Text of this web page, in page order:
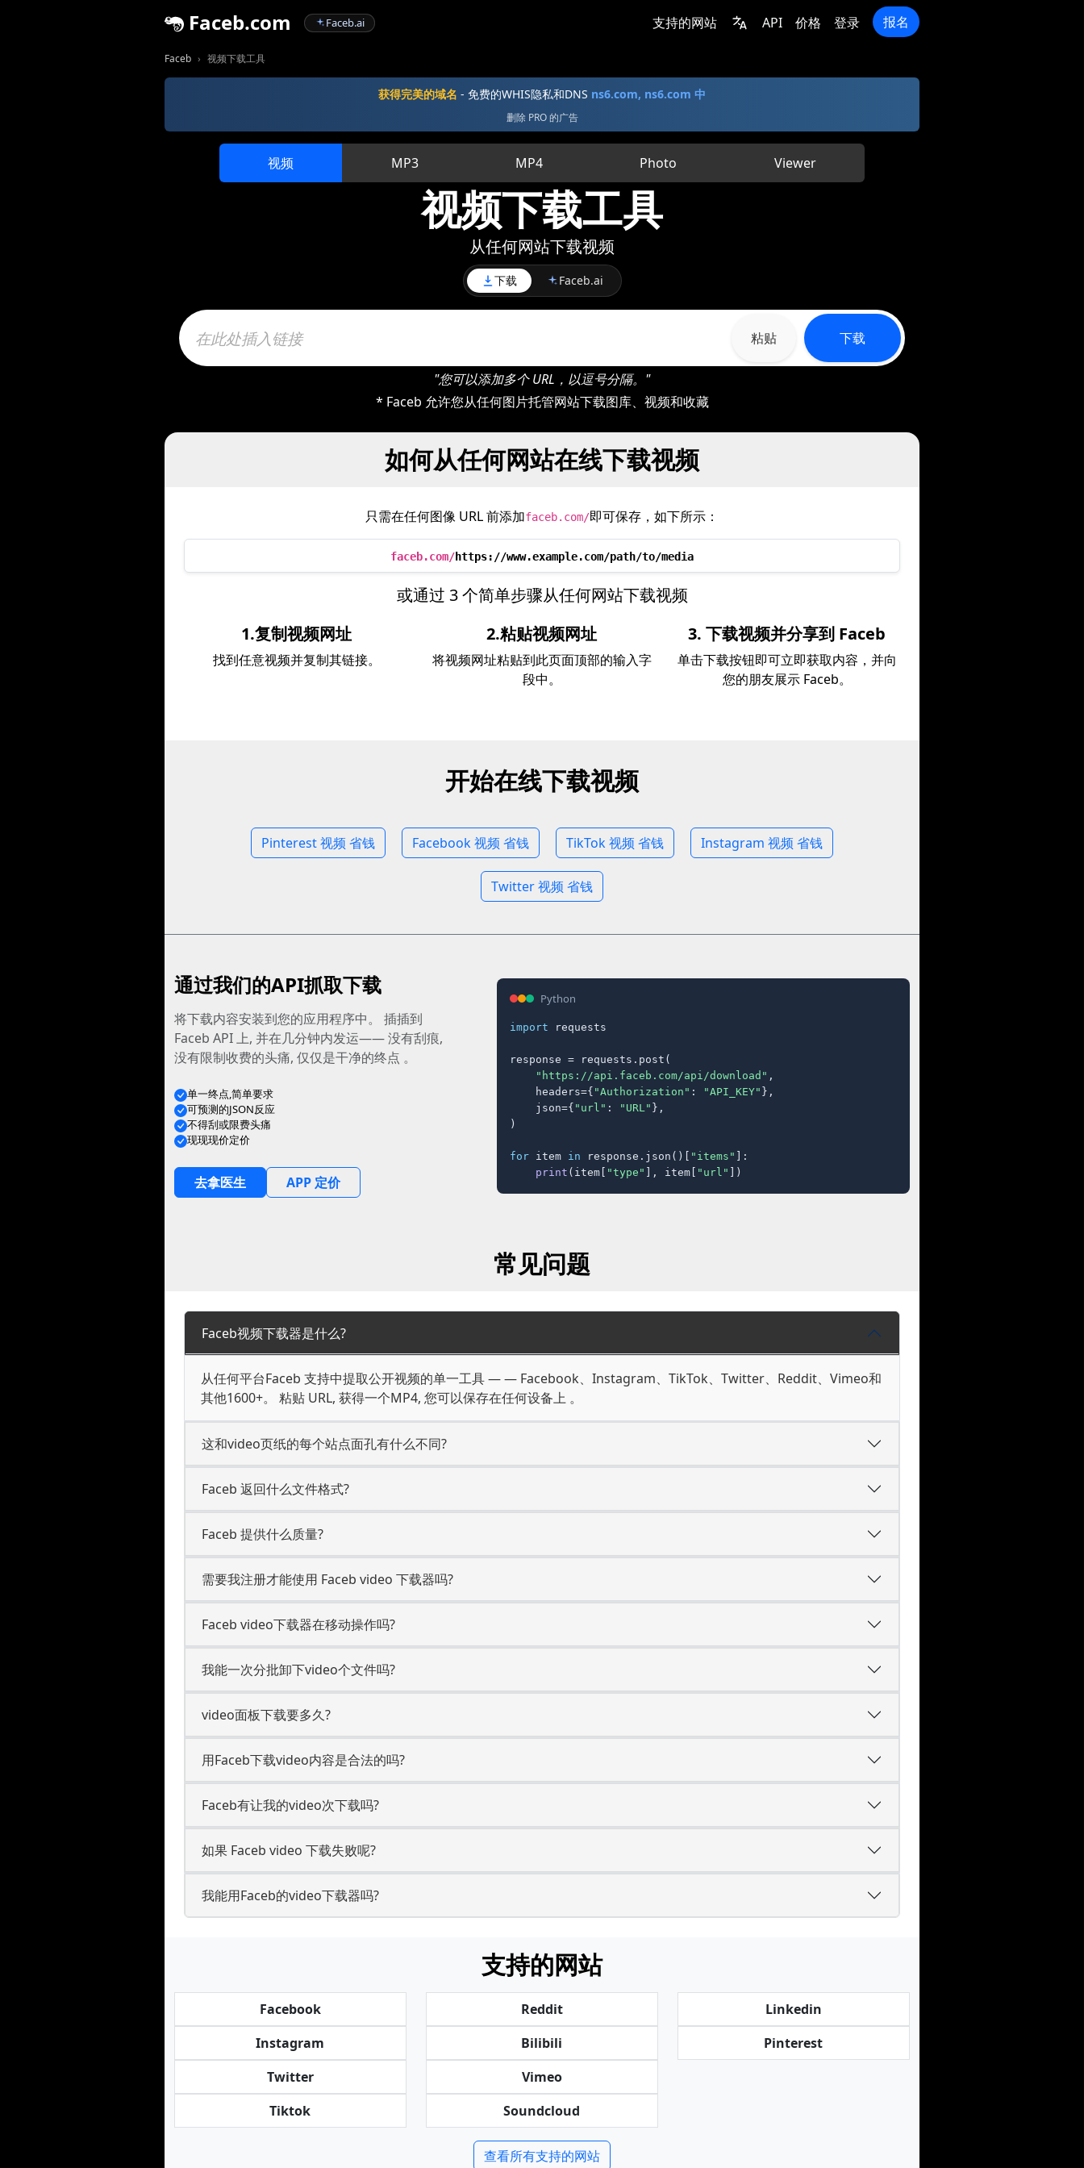
Faceb.com Faceb.ai 支持的网站 API 价格 登录 报名
Faceb 视频下载工具
获得完美的域名 - 免费的WHIS隐私和DNS ns6.com, ns6.com 中
删除 PRO 的广告
视频 MP3 MP4 Photo Viewer
视频下载工具
从任何网站下载视频
下载 Faceb.ai
粘贴 下载
"您可以添加多个 URL，以逗号分隔。"
* Faceb 允许您从任何图片托管网站下载图库、视频和收藏
如何从任何网站在线下载视频
只需在任何图像 URL 前添加faceb.com/即可保存，如下所示：
faceb.com/https://www.example.com/path/to/media
或通过 3 个简单步骤从任何网站下载视频
1.复制视频网址
找到任意视频并复制其链接。
2.粘贴视频网址
将视频网址粘贴到此页面顶部的输入字
段中。
3. 下载视频并分享到 Faceb
单击下载按钮即可立即获取内容，并向
您的朋友展示 Faceb。
开始在线下载视频
Pinterest 视频 省钱 Facebook 视频 省钱 TikTok 视频 省钱 Instagram 视频 省钱
Twitter 视频 省钱
通过我们的API抓取下载
将下载内容安装到您的应用程序中。 插插到
Faceb API 上, 并在几分钟内发运—— 没有刮痕,
没有限制收费的头痛, 仅仅是干净的终点 。
单一终点,简单要求
可预测的JSON反应
不得刮或限费头痛
现现现价定价
去拿医生 APP 定价
Python
import requests
response = requests.post(
"https://api.faceb.com/api/download" ,
    headers={
"Authorization" : "API_KEY" },
    json={
"url" : "URL" },
)
for item in response.json()[ "items" ]:
print (item[ "type" ], item[ "url" ])
常见问题
Faceb视频下载器是什么?
从任何平台Faceb 支持中提取公开视频的单一工具 — — Facebook、Instagram、TikTok、Twitter、Reddit、Vimeo和
其他1600+。 粘贴 URL, 获得一个MP4, 您可以保存在任何设备上 。
这和video页纸的每个站点面孔有什么不同?
Faceb 返回什么文件格式?
Faceb 提供什么质量?
需要我注册才能使用 Faceb video 下载器吗?
Faceb video下载器在移动操作吗?
我能一次分批卸下video个文件吗?
video面板下载要多久?
用Faceb下载video内容是合法的吗?
Faceb有让我的video次下载吗?
如果 Faceb video 下载失败呢?
我能用Faceb的video下载器吗?
支持的网站
Facebook
Instagram
Twitter
Tiktok
Reddit
Bilibili
Vimeo
Soundcloud
Linkedin
Pinterest
查看所有支持的网站